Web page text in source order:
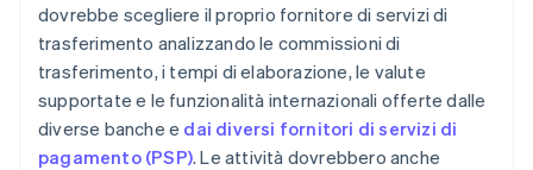
dovrebbe scegliere il proprio fornitore di servizi di
trasferimento analizzando le commissioni di
trasferimento, i tempi di elaborazione, le valute
supportate e le funzionalità internazionali offerte dalle
diverse banche e dai diversi fornitori di servizi di
pagamento (PSP). Le attività dovrebbero anche